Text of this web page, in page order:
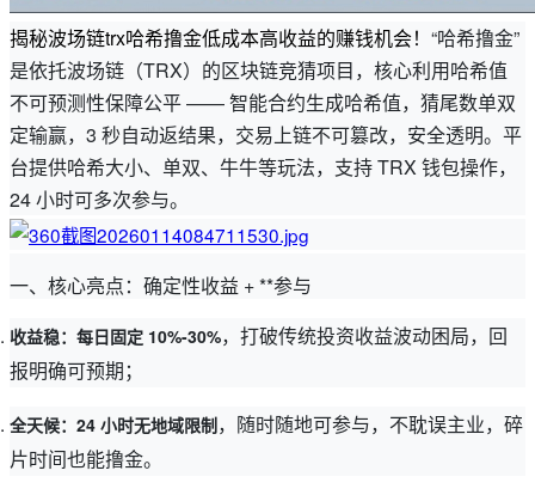
揭秘波场链trx哈希撸金低成本高收益的赚钱机会！ “哈希撸金”
是依托波场链（TRX）的区块链竞猜项目，核心利用哈希值
不可预测性保障公平 —— 智能合约生成哈希值，猜尾数单双
定输赢，3 秒自动返结果，交易上链不可篡改，安全透明。平
台提供哈希大小、单双、牛牛等玩法，支持 TRX 钱包操作，
24 小时可多次参与。
一、核心亮点：确定性收益 + **参与
收益稳：每日固定 10%-30%，打破传统投资收益波动困局，回
报明确可预期；
全天候：24 小时无地域限制，随时随地可参与，不耽误主业，碎
片时间也能撸金。